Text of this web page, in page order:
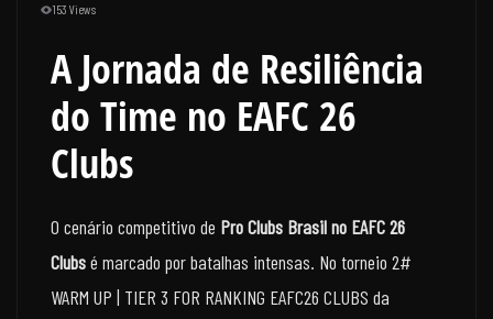
153 Views
A Jornada de Resiliência
do Time no EAFC 26
Clubs
O cenário competitivo de Pro Clubs Brasil no EAFC 26
Clubsé marcado por batalhas intensas. No torneio 2#
WARM UP | TIER 3 FOR RANKING EAFC26 CLUBS da